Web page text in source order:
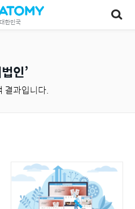
대한민국
인
결과입니다.